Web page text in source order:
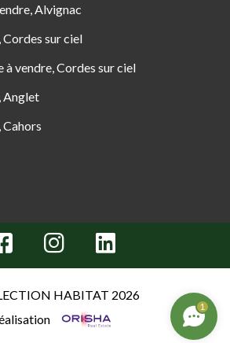
Alvignac
sur ciel
à vendre, Cordes sur ciel
Anglet
Cahors
HABITAT 2026
1